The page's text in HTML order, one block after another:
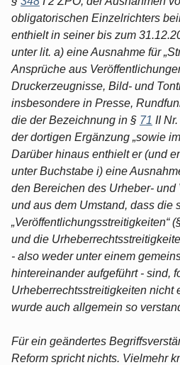
obligatorischen Einzelrichters
enthielt in seiner bis zum
unter lit. a) eine Ausnahme für
Ansprüche aus
Druckerzeugnisse, Bild- und
insbesondere in Presse,
die der Bezeichnung in § 71 II
der dortigen Ergänzung „sowie
Darüber hinaus enthielt er (und
unter Buchstabe i) eine
den Bereichen des Urheber- und
und aus dem Umstand, dass die
„Veröffentlichungsstreitigkeiten“
und die
- also weder unter einem
hintereinander aufgeführt - sind,
Urheberrechtsstreitigkeiten nicht
wurde auch allgemein so
Für ein geändertes
Reform spricht nichts. Vielmehr